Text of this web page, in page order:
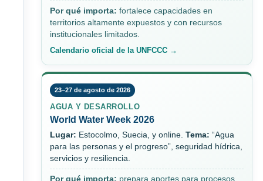
Por qué importa: fortalece capacidades en
territorios altamente expuestos y con recursos
institucionales limitados.
Calendario oficial de la UNFCCC →
23–27 de agosto de 2026
AGUA Y DESARROLLO
World Water Week 2026
Lugar: Estocolmo, Suecia, y online. Tema: “Agua
para las personas y el progreso”, seguridad hídrica,
servicios y resiliencia.
Por qué importa: prepara aportes para procesos